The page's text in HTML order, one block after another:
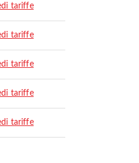
tariffe
tariffe
tariffe
tariffe
tariffe